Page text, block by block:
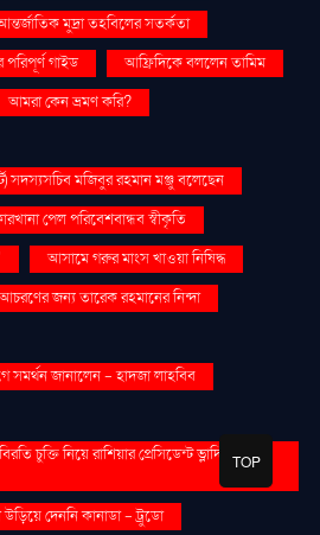
মুদ্রা তহবিলের সতর্কতা
গাইড
আফ্রিদিকে বললেন তামিম
আমরা কেন ভ্রমণ করি?
সদস্যসচিব মজিবুর রহমান মঞ্জু বলেছেন
পেল পরিবেশবান্ধব স্বীকৃতি
আসামে গরুর মাংস খাওয়া নিষিদ্ধ
জন্য তারেক রহমানের নিন্দা
সমর্থন জানালেন - হাদজা লাহবিব
চুক্তি নিয়ে রাশিয়ার প্রেসিডেন্ট ভ্লাদিমির
উড়িয়ে দেননি কানাডা - ট্রুডো
TOP